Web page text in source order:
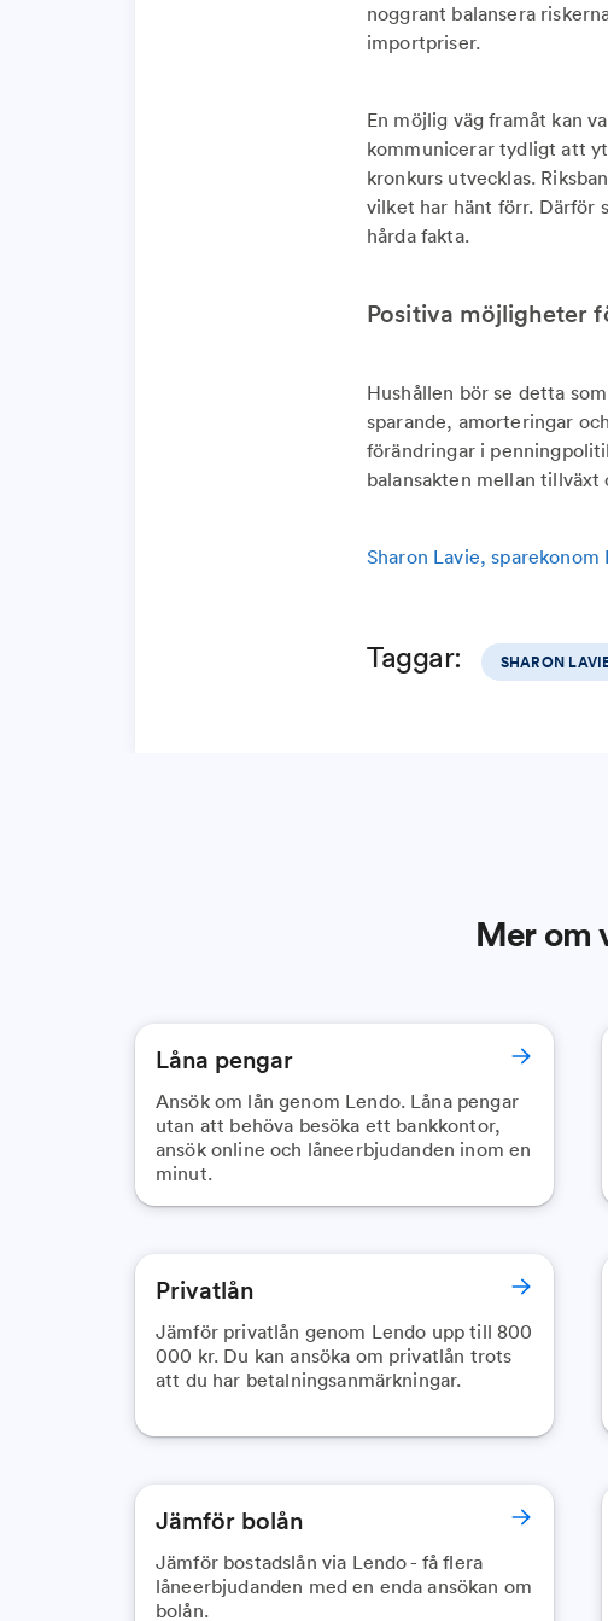
noggrant balansera
importpriser.
En möjlig väg framåt kan
kommunicerar tydligt att
kronkurs utvecklas.
vilket har hänt förr. Därför
hårda fakta.
Positiva möjligheter
Hushållen bör se detta
sparande, amorteringar
förändringar i
balansakten mellan
Sharon Lavie, sparekonom
Taggar: SHARON
Mer om
Låna pengar
Ansök om lån genom Lendo. Låna pengar
utan att behöva besöka ett bankkontor,
ansök online och låneerbjudanden inom en
minut.
Privatlån
Jämför privatlån genom Lendo upp till 800
000 kr. Du kan ansöka om privatlån trots
att du har betalningsanmärkningar.
Jämför bolån
Jämför bostadslån via Lendo - få flera
låneerbjudanden med en enda ansökan om
bolån.